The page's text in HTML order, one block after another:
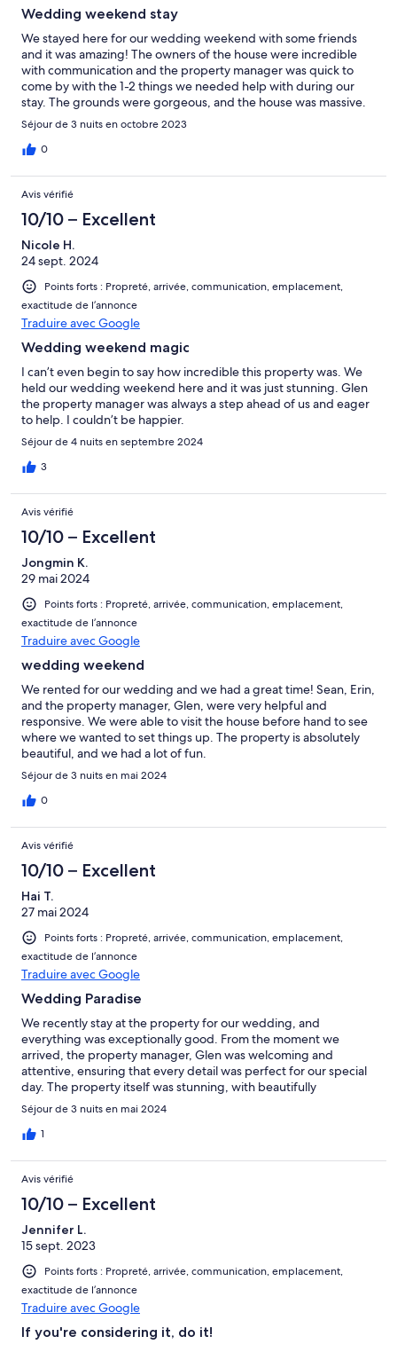
Wedding weekend stay
We stayed here for our wedding weekend with some friends
and it was amazing! The owners of the house were incredible
with communication and the property manager was quick to
come by with the 1-2 things we needed help with during our
stay. The grounds were gorgeous, and the house was massive.
Easily held all of our friends during our stay. Would recommend
to anyone looking to have an intimate wedding in a gorgeous
venue.
Séjour de 3 nuits en octobre 2023
0
Avis vérifié
10/10 – Excellent
Nicole H.
24 sept. 2024
Points forts : Propreté, arrivée, communication, emplacement,
exactitude de l’annonce
Traduire avec Google
Wedding weekend magic
I can’t even begin to say how incredible this property was. We
held our wedding weekend here and it was just stunning. Glen
the property manager was always a step ahead of us and eager
to help. I couldn’t be happier.
Séjour de 4 nuits en septembre 2024
3
Avis vérifié
10/10 – Excellent
Jongmin K.
29 mai 2024
Points forts : Propreté, arrivée, communication, emplacement,
exactitude de l’annonce
Traduire avec Google
wedding weekend
We rented for our wedding and we had a great time! Sean, Erin,
and the property manager, Glen, were very helpful and
responsive. We were able to visit the house before hand to see
where we wanted to set things up. The property is absolutely
beautiful, and we had a lot of fun.
Séjour de 3 nuits en mai 2024
0
Avis vérifié
10/10 – Excellent
Hai T.
27 mai 2024
Points forts : Propreté, arrivée, communication, emplacement,
exactitude de l’annonce
Traduire avec Google
Wedding Paradise
We recently stay at the property for our wedding, and
everything was exceptionally good. From the moment we
arrived, the property manager, Glen was welcoming and
attentive, ensuring that every detail was perfect for our special
day. The property itself was stunning, with beautifully
manicured gardens and elegantly decorated spaces that
provided the perfect backdrop for our ceremony and
reception. The accommodations were comfortable and
Overall, we couldn't have asked for a better place to celebrate
our wedding. Highly recommended for anyone looking for a
picturesque and well-managed venue for their special occasion.
Séjour de 3 nuits en mai 2024
1
Avis vérifié
10/10 – Excellent
Jennifer L.
15 sept. 2023
Points forts : Propreté, arrivée, communication, emplacement,
exactitude de l’annonce
Traduire avec Google
If you're considering it, do it!